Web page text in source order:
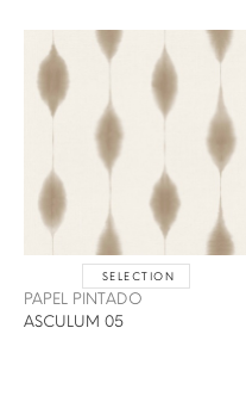
SELECTION
PAPEL PINTADO
ASCULUM 05